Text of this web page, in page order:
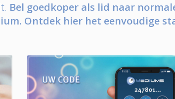
Bel goedkoper als lid naar
Ontdek hier het eenvoudige